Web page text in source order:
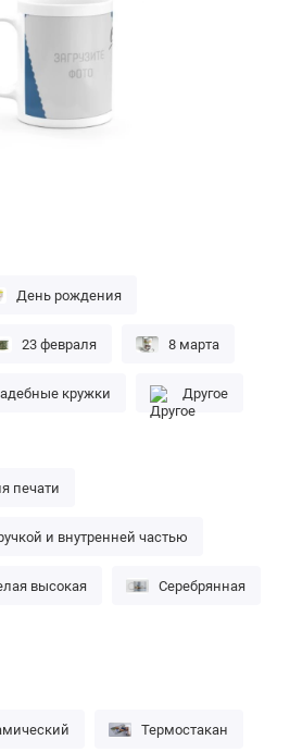
День рождения
23 февраля 8 марта
кружки Другое
печати
и внутренней частью
высокая Серебрянная
Термостакан